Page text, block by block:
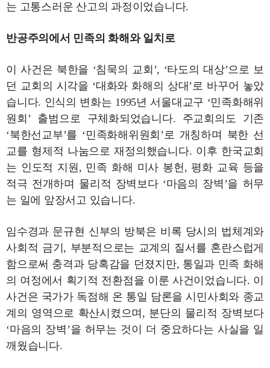
는 고통스러운 산고의 과정이었습니다.
반공주의에서 민족의 화해와 일치로
이 사건은 북한을 ‘침묵의 교회’, ‘타도의 대상’으로 보
던 교회의 시각을 ‘대화와 화해의 상대’로 바꾸어 놓았
습니다. 인식의 변화는 1995년 서울대교구 ‘민족화해위
원회’ 출범으로 구체화되었습니다. 주교회의도 기존
‘북한선교부’를 ‘민족화해위원회’로 개칭하며 북한 선
교를 형제적 나눔으로 재정의했습니다. 이후 한국교회
는 인도적 지원, 민족 화해 미사 봉헌, 평화 교육 등을
적극 전개하며 물리적 장벽보다 ‘마음의 장벽’을 허무
는 일에 앞장서고 있습니다.
임수경과 문규현 신부의 방북은 비록 당시의 법체계와
사회적 금기, 부분적으로는 교계의 질서를 혼란스럽게
함으로써 충격과 당혹감을 던졌지만, 통일과 민족 화해
의 여정에서 획기적 전환점을 이룬 사건이었습니다. 이
사건은 국가가 독점해 온 통일 담론을 시민사회와 종교
계의 영역으로 확산시켰으며, 분단의 물리적 장벽보다
‘마음의 장벽’을 허무는 것이 더 중요하다는 사실을 일
깨웠습니다.